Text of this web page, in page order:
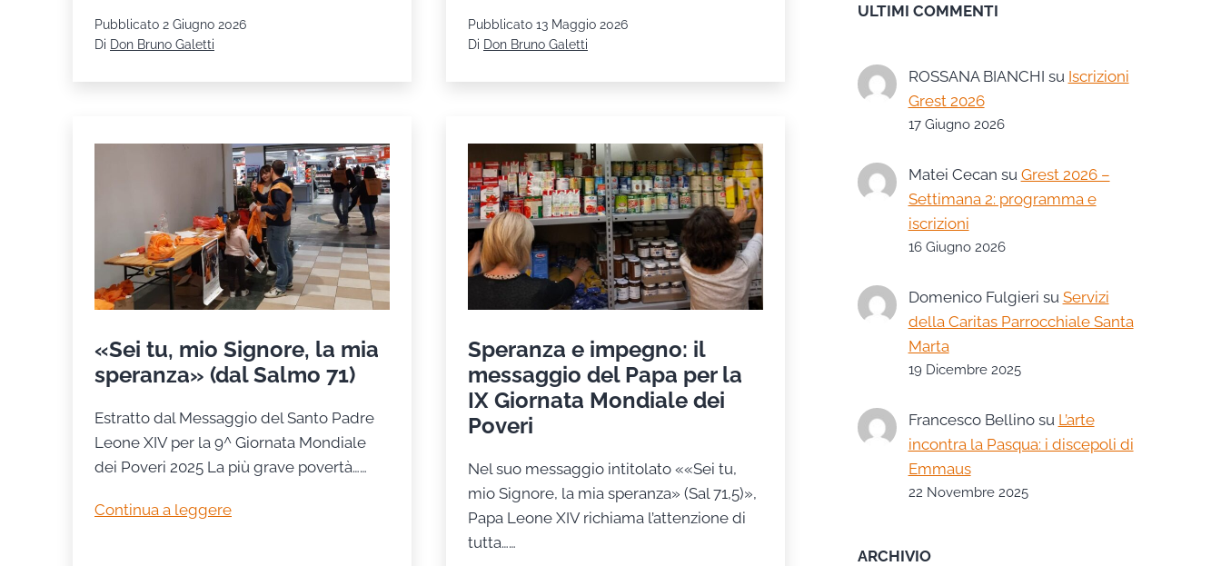
–
1:
iscrizioni
Pubblicato 2 Giugno 2026
Di Don Bruno Galetti
Pubblicato 13 Maggio 2026
Di Don Bruno Galetti
«Sei tu, mio Signore, la mia
speranza» (dal Salmo 71)
Estratto dal Messaggio del Santo Padre
Leone XIV per la 9^ Giornata Mondiale
dei Poveri 2025 La più grave povertà……
Continua a leggere«Sei
Speranza e impegno: il
messaggio del Papa per la
IX Giornata Mondiale dei
Poveri
Nel suo messaggio intitolato ««Sei tu,
mio Signore, la mia speranza» (Sal 71,5)»,
Papa Leone XIV richiama l’attenzione di
tutta……
ULTIMI COMMENTI
ROSSANA BIANCHI su Iscrizioni
Grest 2026
17 Giugno 2026
Matei Cecan su Grest 2026 –
Settimana 2: programma e
iscrizioni
16 Giugno 2026
Domenico Fulgieri su Servizi
della Caritas Parrocchiale Santa
Marta
19 Dicembre 2025
Francesco Bellinosu L’arte
incontra la Pasqua: i discepoli di
Emmaus
22 Novembre 2025
ARCHIVIO